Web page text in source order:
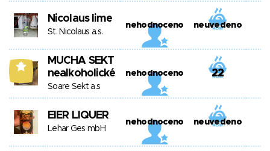
Nicolaus lime
St. Nicolaus a.s.
nehodnoceno neuvedeno
5
MUCHA SEKT
nealkoholické
Soare Sekt a.s
nehodnoceno 22
EIER LIQUER
Lehar Ges mbH
nehodnoceno neuvedeno